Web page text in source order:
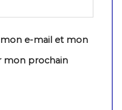
e-mail et mon
mon prochain